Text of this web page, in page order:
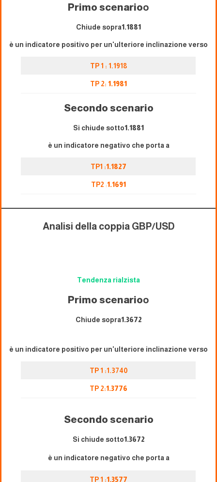
Primo scenarioo
Chiude sopra1.1881
è un indicatore positivo per un'ulteriore inclinazione verso
TP 1 : 1.1918
TP 2: 1.1981
Secondo scenario
Si chiude sotto1.1881
è un indicatore negativo che porta a
TP1 :1.1827
TP2 :1.1691
Analisi della coppia GBP/USD
Tendenza rialzista
Primo scenarioo
Chiude sopra1.3672
è un indicatore positivo per un'ulteriore inclinazione verso
TP 1 :1.3740
TP 2:1.3776
Secondo scenario
Si chiude sotto1.3672
è un indicatore negativo che porta a
TP 1 :1.3577